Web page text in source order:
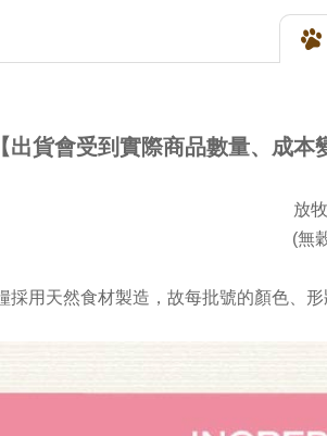
【出貨會受到實際商品數量、成
放
(無
採用天然食材製造，故每批號的顏色、